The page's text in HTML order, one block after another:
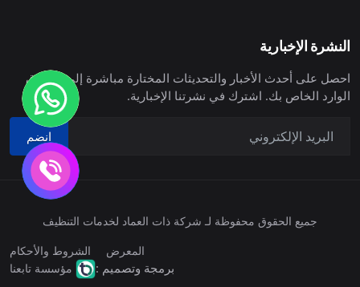
النشرة الإخبارية
احصل على أحدث الأخبار والتحديثات المختارة مباشرة إلى صندوق
الوارد الخاص بك. اشترك في نشرتنا الإخبارية.
انضم
جميع الحقوق محفوظة لـ شركة ذات العماد لخدمات التنظيف
المعرض
الشروط والأحكام
برمجة وتصميم : مؤسسة تابعنا